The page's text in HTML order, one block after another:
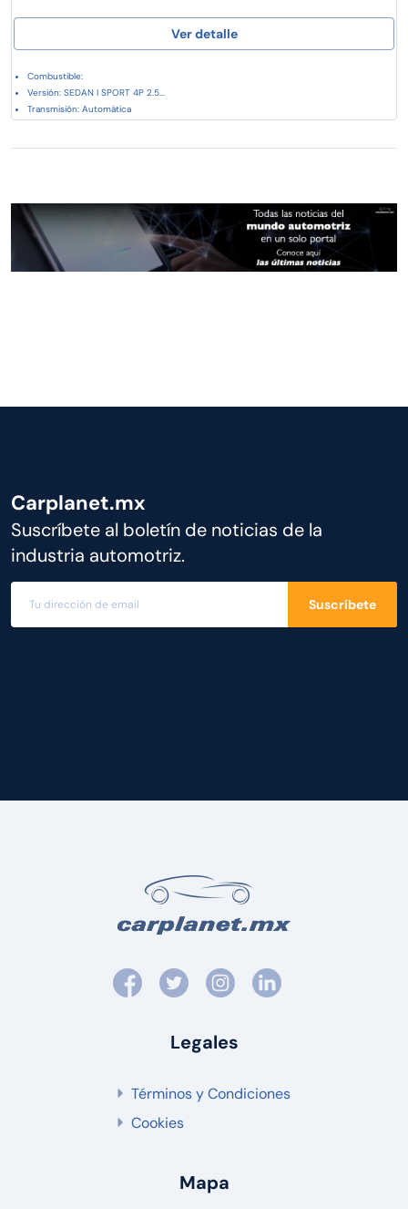
Ver detalle
Combustible:
Versión: SEDAN I SPORT 4P 2.5...
Transmisión: Automática
Carplanet.mx
Suscríbete al boletín de noticias de la
industria automotriz.
Suscríbete
Legales
Términos y Condiciones
Cookies
Mapa